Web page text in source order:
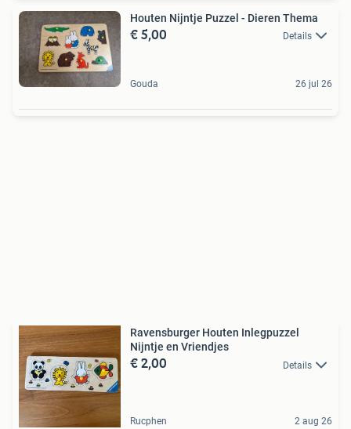
Houten Nijntje Puzzel - Dieren Thema
€ 5,00 Details
Gouda 26 jul 26
Ravensburger Houten Inlegpuzzel
Nijntje en Vriendjes
€ 2,00 Details
Rucphen 2 aug 26